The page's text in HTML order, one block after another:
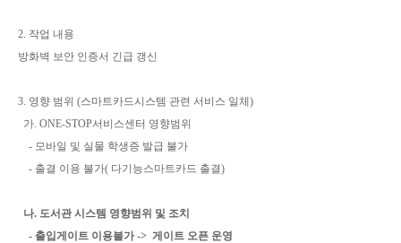
2. 작업 내용
방화벽 보안 인증서 긴급 갱신
3. 영향 범위 (스마트카드시스템 관련 서비스 일체)
가. ONE-STOP서비스센터 영향범위
- 모바일 및 실물 학생증 발급 불가
- 출결 이용 불가( 다기능스마트카드 출결)
나. 도서관 시스템 영향범위 및 조치
- 출입게이트 이용불가 -> 게이트 오픈 운영